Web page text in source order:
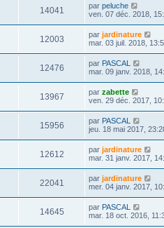
14041 par peluche
ven. 07 déc. 2018,
12003 par jardinature
mar. 03 juil. 2018,
12476 par PASCAL
mar. 09 janv. 2018,
13967 par zabette
ven. 29 déc. 2017,
15956 par PASCAL
jeu. 18 mai 2017,
12612 par jardinature
mar. 31 janv. 2017,
22041 par jardinature
mer. 04 janv. 2017,
14645 par PASCAL
mar. 18 oct. 2016,